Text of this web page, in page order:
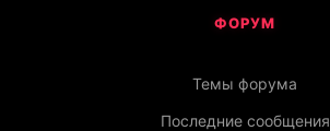
ФОРУМ
Темы форума
Последние сообщения